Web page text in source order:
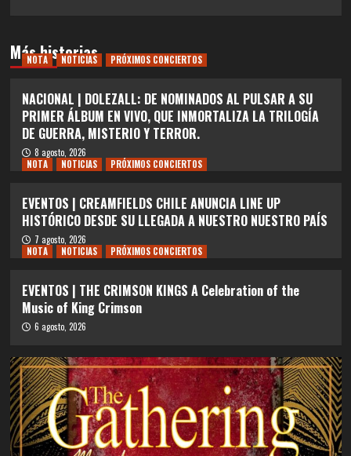
Más historias
NOTA NOTICIAS PRÓXIMOS CONCIERTOS
NACIONAL | DOLEZALL: DE NOMINADOS AL PULSAR A SU
PRIMER ÁLBUM EN VIVO, QUE INMORTALIZA LA TRILOGÍA
DE GUERRA, MISTERIO Y TERROR.
8 agosto, 2026
NOTA
NOTICIAS PRÓXIMOS CONCIERTOS
EVENTOS | CREAMFIELDS CHILE ANUNCIA LINE UP
HISTÓRICO DESDE SU LLEGADA A NUESTRO NUESTRO PAÍS
7 agosto, 2026
NOTA
NOTICIAS PRÓXIMOS CONCIERTOS
EVENTOS | THE CRIMSON KINGS A Celebration of the
Music of King Crimson
6 agosto, 2026